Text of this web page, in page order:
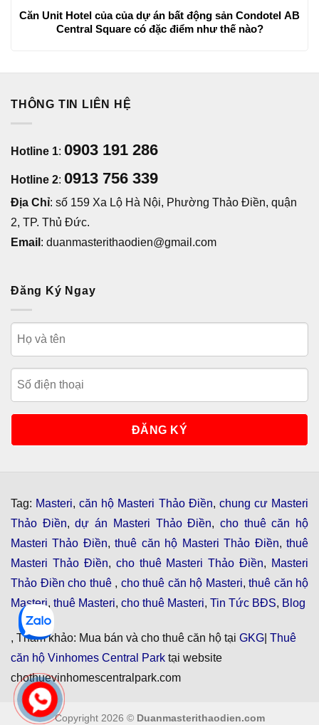
Căn Unit Hotel của của dự án bất động sản Condotel AB
Central Square có đặc điểm như thế nào?
THÔNG TIN LIÊN HỆ
Hotline 1: 0903 191 286
Hotline 2: 0913 756 339
Địa Chỉ: số 159 Xa Lộ Hà Nội, Phường Thảo Điền, quận
2, TP. Thủ Đức.
Email : duanmasterithaodien@gmail.com
Đăng Ký Ngay
Tag: Masteri,căn hộ Masteri Thảo Điền, chung cư Masteri
Thảo Điền,dự án Masteri Thảo Điền, cho thuê căn hộ
Masteri Thảo Điền,thuê căn hộ Masteri Thảo Điền,thuê
Masteri Thảo Điền, cho thuê Masteri Thảo Điền, Masteri
Thảo Điền cho thuê , cho thuê căn hộ Masteri, thuê căn hộ
Masteri, thuê Masteri, cho thuê Masteri, Tin Tức BĐS, Blog
, Tham khảo: Mua bán và cho thuê căn hộ tại GKG Thuê
căn hộ Vinhomes Central Park tại website
chothuevinhomescentralpark.com
Copyright 2026 © Duanmasterithaodien.com